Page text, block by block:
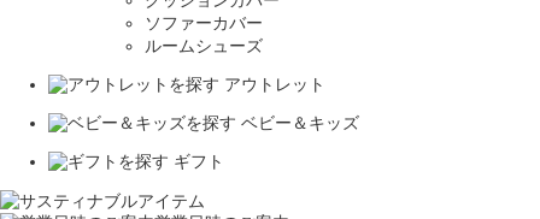
ソファーカバー
ルームシューズ
アウトレット
ベビー＆キッズ
ギフト